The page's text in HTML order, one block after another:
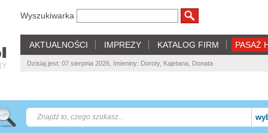
Wyszukiwarka
AKTUALNOŚCI IMPREZY KATALOG FIRM PASAŻ
Dzisiaj jest: 07 sierpnia 2026, Imieniny: Doroty, Kajetana, Donata